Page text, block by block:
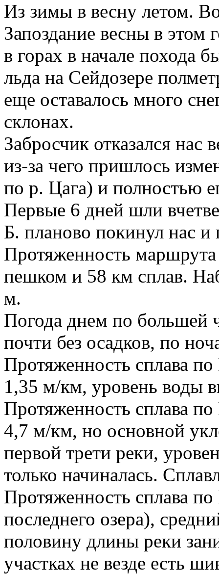
Из зимы в весну летом.
Запоздание весны в этом
в горах в начале похода
льда на Сейдозере
еще оставалось много
склонах.
Забросчик отказался нас
из-за чего пришлось
по р. Цага) и полностью
Первые 6 дней шли
Б. планово покинул нас и
Протяженность
пешком и 58 км сплав.
м.
Погода днем по большей
почти без осадков, по
Протяженность сплава
1,35 м/км, уровень воды
Протяженность сплава
4,7 м/км, но основной
первой трети реки,
только начиналась.
Протяженность сплава
последнего озера),
половину длины реки
участках не везде есть